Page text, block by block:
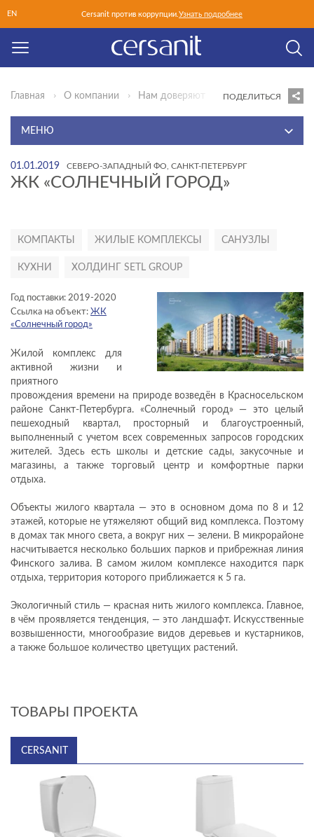
EN Cersanit против коррупции. Узнать подробнее
Главная О компании Нам доверяют Северо-Западный
ПОДЕЛИТЬСЯ
МЕНЮ
О КОМПАНИИ
О БРЕНДЕ
НАМ ДОВЕРЯЮТ
НОВОСТИ
КАРЬЕРА
01.01.2019 СЕВЕРО-ЗАПАДНЫЙ ФО, САНКТ-ПЕТЕРБУРГ
ЖК «СОЛНЕЧНЫЙ ГОРОД»
КОМПАКТЫ ЖИЛЫЕ КОМПЛЕКСЫ САНУЗЛЫ
КУХНИ ХОЛДИНГ SETL GROUP
Год поставки: 2019-2020
Ссылка на объект: ЖК
«Солнечный город»
Жилой комплекс для
активной жизни и
приятного
провождения времени на природе возведён в Красносельском
районе Санкт-Петербурга. «Солнечный город» — это целый
пешеходный квартал, просторный и благоустроенный,
выполненный с учетом всех современных запросов городских
жителей. Здесь есть школы и детские сады, закусочные и
магазины, а также торговый центр и комфортные парки
отдыха.
Объекты жилого квартала — это в основном дома по 8 и 12
этажей, которые не утяжеляют общий вид комплекса. Поэтому
в домах так много света, а вокруг них — зелени. В микрорайоне
насчитывается несколько больших парков и прибрежная линия
Финского залива. В самом жилом комплексе находится парк
отдыха, территория которого приближается к 5 га.
Экологичный стиль — красная нить жилого комплекса. Главное,
в чём проявляется тенденция, — это ландшафт. Искусственные
возвышенности, многообразие видов деревьев и кустарников,
а также большое количество цветущих растений.
ТОВАРЫ ПРОЕКТА
CERSANIT
Cersanit